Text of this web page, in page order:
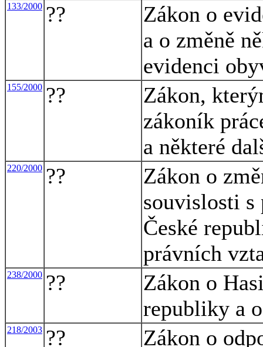
133/2000 ??
Zákon o
a o změně
evidenci
155/2000 ??
Zákon,
zákoník
a některé
220/2000 ??
Zákon o
souvislosti
České
právních
238/2000 ??
Zákon o
republiky a
218/2003 ?? Zákon o